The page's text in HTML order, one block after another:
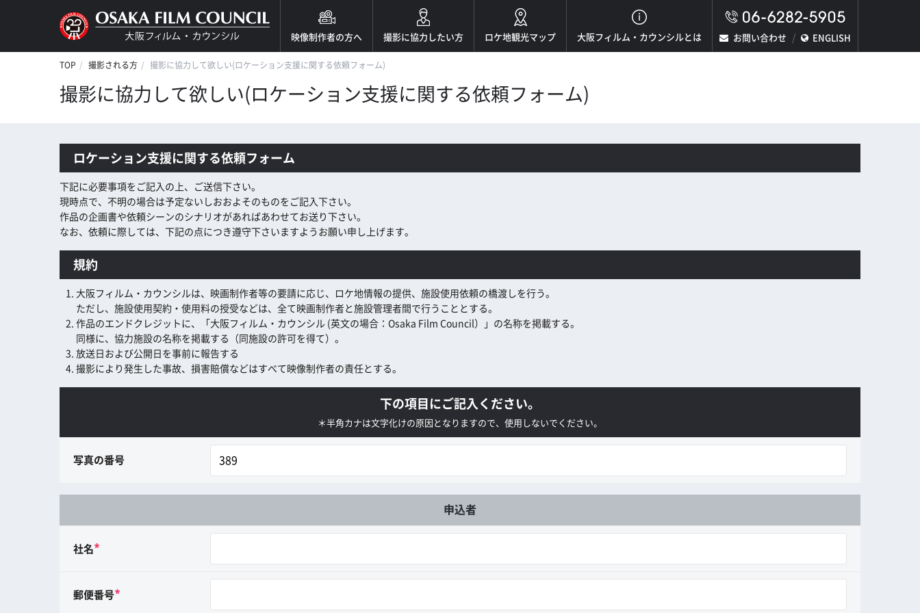
映像制作者の方へ 撮影に協力したい方 ロケ地観光マップ 大阪フィルム・カウンシルとは お問い合わせ ENGLISH
TOP 撮影される方 撮影に協力して欲しい(ロケーション支援に関する依頼フォーム)
撮影に協力して欲しい(ロケーション支援に関する依頼フォーム)
ロケーション支援に関する依頼フォーム
下記に必要事項をご記入の上、ご送信下さい。
現時点で、不明の場合は予定ないしおおよそのものをご記入下さい。
作品の企画書や依頼シーンのシナリオがあればあわせてお送り下さい。
なお、依頼に際しては、下記の点につき遵守下さいますようお願い申し上げます。
規約
大阪フィルム・カウンシルは、映画制作者等の要請に応じ、ロケ地情報の提供、施設使用依頼の橋渡しを行う。
ただし、施設使用契約・使用料の授受などは、全て映画制作者と施設管理者間で行うこととする。
作品のエンドクレジットに、「大阪フィルム・カウンシル (英文の場合：Osaka Film Council）」の名称を掲載する。
同様に、協力施設の名称を掲載する（同施設の許可を得て）。
放送日および公開日を事前に報告する
撮影により発生した事故、損害賠償などはすべて映像制作者の責任とする。
下の項目にご記入ください。
＊半角カナは文字化けの原因となりますので、使用しないでください。
写真の番号
申込者
社名*
郵便番号*